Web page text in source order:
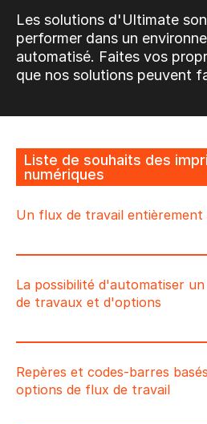
Les solutions d'Ultimate
performer dans un
automatisé. Faites vos
que nos solutions peuvent
Liste de souhaits des
numériques
Un flux de travail entièrement
La possibilité d'automatiser
de travaux et d'options
Repères et codes-barres
options de flux de travail